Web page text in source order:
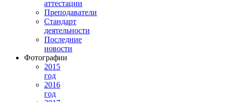
аттестации
Преподаватели
Стандарт
деятельности
Последние
новости
Фотографии
2015
год
2016
год